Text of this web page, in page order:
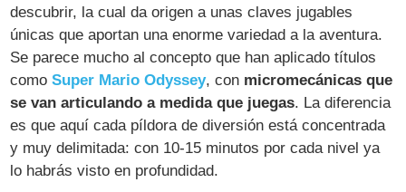
descubrir, la cual da origen a unas claves jugables
únicas que aportan una enorme variedad a la aventura.
Se parece mucho al concepto que han aplicado títulos
comoSuper Mario Odyssey, con micromecánicas que
se van articulando a medida que juegas. La diferencia
es que aquí cada píldora de diversión está concentrada
y muy delimitada: con 10-15 minutos por cada nivel ya
lo habrás visto en profundidad.